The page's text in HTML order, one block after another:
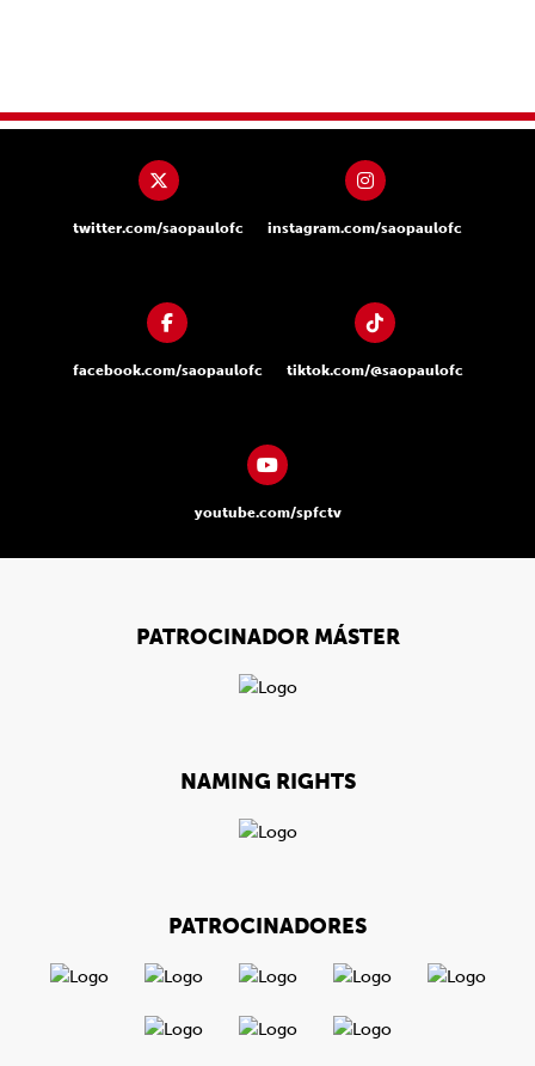
twitter.com/saopaulofc instagram.com/saopaulofc
facebook.com/saopaulofc tiktok.com/@saopaulofc
youtube.com/spfctv
PATROCINADOR MÁSTER
NAMING RIGHTS
PATROCINADORES